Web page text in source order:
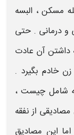
مسکن ، البسه
و درمانی . حتی
داشتن آن عادت
خادم بگیرد .
شامل چیست ،
مصادیقی از نفقه
امااین مصادیق